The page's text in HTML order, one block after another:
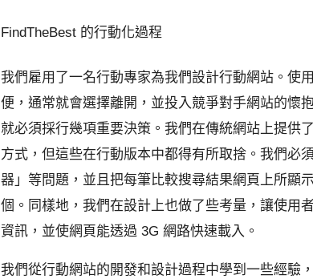
FindTheBest 的行動化過程
我們雇用了一名行動專家為我們設計行動網站。使
便，通常就會選擇離開，並投入競爭對手網站的懷
就必須採行幾項重要決策。我們在傳統網站上提供
方式，但這些在行動版本中都得有所取捨。我們必
器」等問題，並且把每筆比較搜尋結果網頁上所顯
個。同樣地，我們在設計上也做了些考量，讓使用
資訊，並使網頁能透過 3G 網路快速載入。
我們從行動網站的開發和設計過程中學到一些經驗